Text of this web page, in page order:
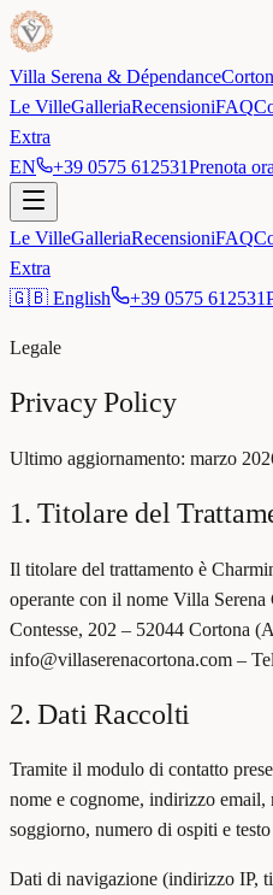
Villa Serena & Dépendance
Le VilleGalleriaRecensioniFAQ
Extra
EN
+39 0575 612531Prenota ora
Le VilleGalleriaRecensioniFAQ
Extra
🇬🇧 English
+39 0575 612531
Legale
Privacy Policy
Ultimo aggiornamento: marzo
1. Titolare del
Il titolare del trattamento è
operante con il nome Villa
Contesse, 202 – 52044 Cortona
info@villaserenacortona.com –
2. Dati Raccolti
Tramite il modulo di contatto
nome e cognome, indirizzo
soggiorno, numero di ospiti e
Dati di navigazione (indirizzo IP,